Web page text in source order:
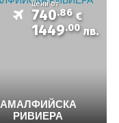
цени от
740.86 €
1449.00 лв.
АМАЛФИЙСКА
РИВИЕРА